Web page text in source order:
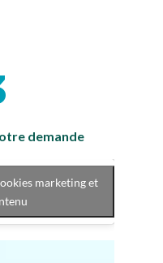
demande
marketing et